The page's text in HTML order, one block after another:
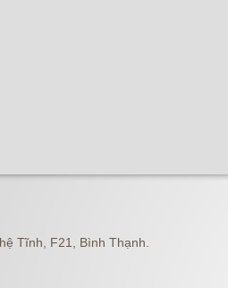
Tĩnh, F21, Bình Thạnh.